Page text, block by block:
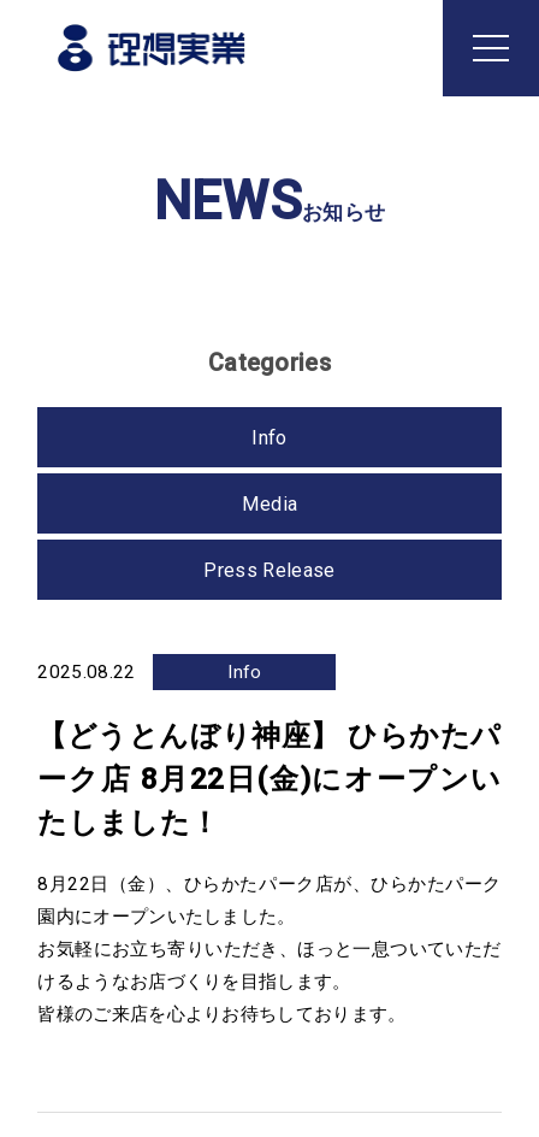
トップ
Business
事業内容
どうとんぼり神座 国内飲食事業
Company
経営陣紹介
アクセス 沿革
グループ会社
Sustainability
サステナビリティ
News
お知らせ
Contact
NEWSお知らせ
2025.08.22 Info
【どうとんぼり神座】 ひらかたパ
ーク店 8月22日(金)にオープンい
たしました！
8月22日（金）、 ひらかたパーク店が、ひらかたパーク
園内にオープンいたしました。
お気軽にお立ち寄りいただき、ほっと一息ついていただ
けるようなお店づくりを目指します。
皆様のご来店を心よりお待ちしております。
Categories
Info
Media
Press Release